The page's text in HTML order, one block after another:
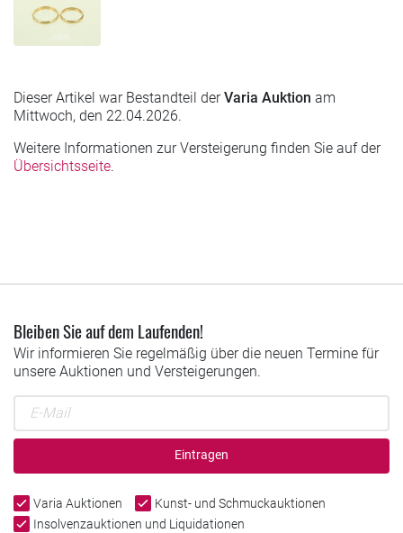
Dieser Artikel war Bestandteil derVaria Auktion am
Mittwoch, den 22.04.2026.
Weitere Informationen zur Versteigerung finden Sie auf der
Übersichtsseite.
Bleiben Sie auf dem Laufenden!
Wir informieren Sie regelmäßig über die neuen Termine für
unsere Auktionen und Versteigerungen.
Eintragen
Varia Auktionen
Kunst- und Schmuckauktionen
Insolvenzauktionen und Liquidationen